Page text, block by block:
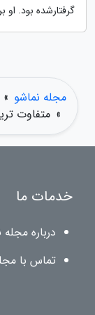
گرفتارشده بود. او
مجله نماشو »
» متفاوت
خدمات ما
درباره
تماس با